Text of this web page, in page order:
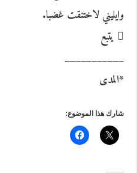
وايليني لاختنقت غضبا.
 يتبع
___________
*المدى
شارك هذا الموضوع: